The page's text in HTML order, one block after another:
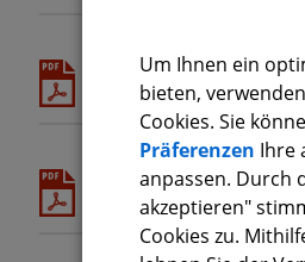
(623,68 KB)
(4,87 MB)
21-90 B-UGOP KIGA-
Um Ihnen ein
bieten,
Cookies. Sie
Präferenzen Ihre
anpassen. Durch
akzeptieren"
Cookies zu.